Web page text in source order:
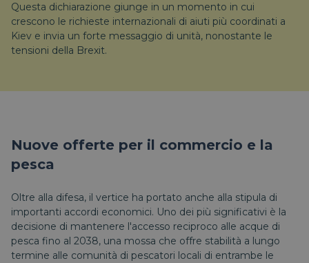
Questa dichiarazione giunge in un momento in cui
crescono le richieste internazionali di aiuti più coordinati a
Kiev e invia un forte messaggio di unità, nonostante le
tensioni della Brexit.
Nuove offerte per il commercio e la
pesca
Oltre alla difesa, il vertice ha portato anche alla stipula di
importanti accordi economici. Uno dei più significativi è la
decisione di mantenere l'accesso reciproco alle acque di
pesca fino al 2038, una mossa che offre stabilità a lungo
termine alle comunità di pescatori locali di entrambe le